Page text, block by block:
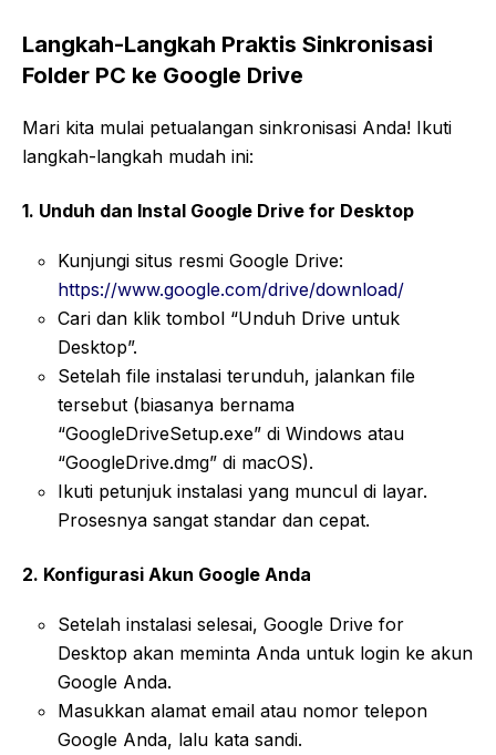
Langkah-Langkah Praktis Sinkronisasi
Folder PC ke Google Drive
Mari kita mulai petualangan sinkronisasi Anda! Ikuti
langkah-langkah mudah ini:
1. Unduh dan Instal Google Drive for Desktop
Kunjungi situs resmi Google Drive:
https://www.google.com/drive/download/
Cari dan klik tombol “Unduh Drive untuk
Desktop”.
Setelah file instalasi terunduh, jalankan file
tersebut (biasanya bernama
“GoogleDriveSetup.exe” di Windows atau
“GoogleDrive.dmg” di macOS).
Ikuti petunjuk instalasi yang muncul di layar.
Prosesnya sangat standar dan cepat.
2. Konfigurasi Akun Google Anda
Setelah instalasi selesai, Google Drive for
Desktop akan meminta Anda untuk login ke akun
Google Anda.
Masukkan alamat email atau nomor telepon
Google Anda, lalu kata sandi.